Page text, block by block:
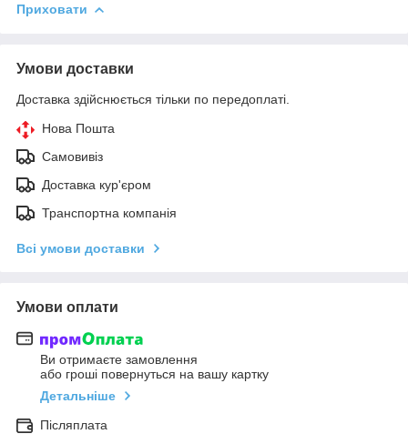
Приховати
Умови доставки
Доставка здійснюється тільки по передоплаті.
Нова Пошта
Самовивіз
Доставка кур'єром
Транспортна компанія
Всі умови доставки
Умови оплати
Ви отримаєте замовлення
або гроші повернуться на вашу картку
Детальніше
Післяплата